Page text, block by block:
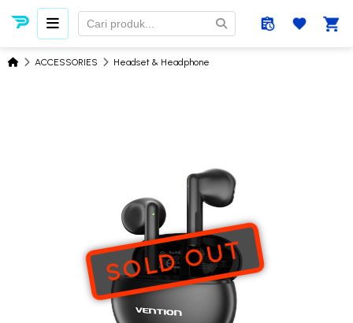
ACCESSORIES Headset & Headphone
SOLD OUT